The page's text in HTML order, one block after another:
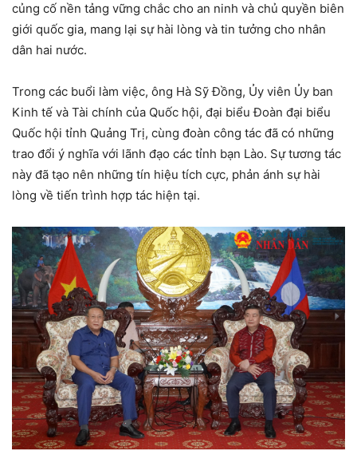
củng cố nền tảng vững chắc cho an ninh và chủ quyền biên
giới quốc gia, mang lại sự hài lòng và tin tưởng cho nhân
dân hai nước.
Trong các buổi làm việc, ông Hà Sỹ Đồng, Ủy viên Ủy ban
Kinh tế và Tài chính của Quốc hội, đại biểu Đoàn đại biểu
Quốc hội tỉnh Quảng Trị, cùng đoàn công tác đã có những
trao đổi ý nghĩa với lãnh đạo các tỉnh bạn Lào. Sự tương tác
này đã tạo nên những tín hiệu tích cực, phản ánh sự hài
lòng về tiến trình hợp tác hiện tại.